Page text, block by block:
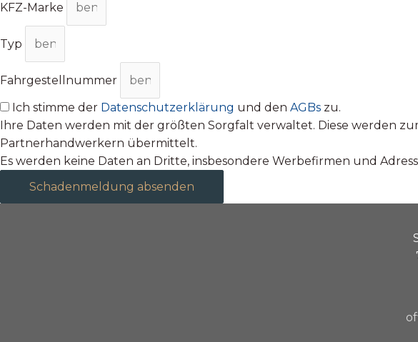
KFZ-Marke
Typ
Fahrgestellnummer
Ich stimme der Datenschutzerklärung und den AGBs zu.
Ihre Daten werden mit der größten Sorgfalt verwaltet. Diese werden
Partnerhandwerkern übermittelt.
Es werden keine Daten an Dritte, insbesondere Werbefirmen und
Schadenmeldung absenden